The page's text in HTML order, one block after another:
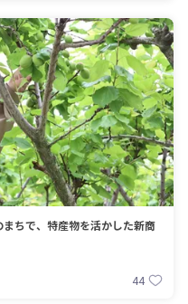
ちで、特産物を活かした新商
44